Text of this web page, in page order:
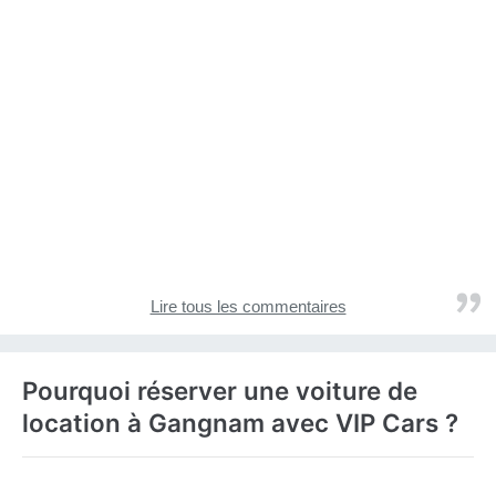
Lire tous les commentaires
Pourquoi réserver une voiture de
location à Gangnam avec VIP Cars ?